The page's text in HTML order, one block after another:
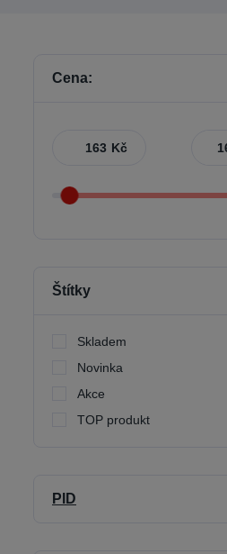
Cena:
Kč
Štítky
Skladem
Novinka
Akce
TOP produkt
PID